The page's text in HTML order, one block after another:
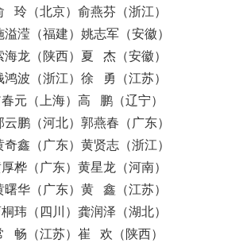
玲（北京）俞燕芬（浙江）
滢（福建）姚志军（安徽）
龙（陕西）夏 杰（安徽）
波（浙江）徐 勇（江苏）
元（上海）高 鹏（辽宁）
鹏（河北）郭燕春（广东）
鑫（广东）黄贤志（浙江）
桦（广东）黄星龙（河南）
华（广东）黄 鑫（江苏）
玮（四川）龚润泽（湖北）
畅（江苏）崔 欢（陕西）